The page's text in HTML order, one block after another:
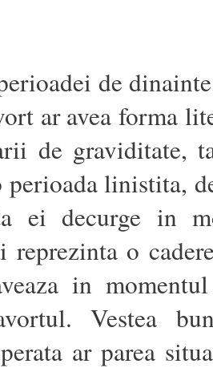
de
ar avea forma
de graviditate,
perioada linistita,
ei decurge in
reprezinta o
in
Vestea
ar parea